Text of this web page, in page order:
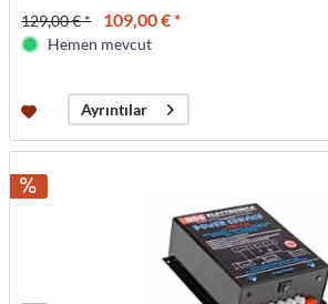
129,00 € * 109,00 € *
Hemen mevcut
Ayrıntılar